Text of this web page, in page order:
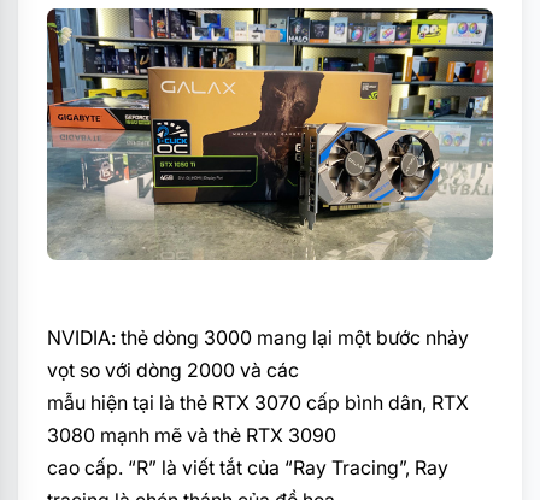
NVIDIA: thẻ dòng 3000 mang lại một bước nhảy
vọt so với dòng 2000 và các
mẫu hiện tại là thẻ RTX 3070 cấp bình dân, RTX
3080 mạnh mẽ và thẻ RTX 3090
cao cấp. “R” là viết tắt của “Ray Tracing”, Ray